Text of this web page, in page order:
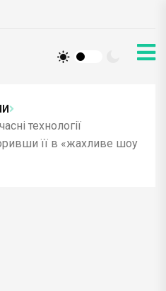
технології
її в «жахливе шоу